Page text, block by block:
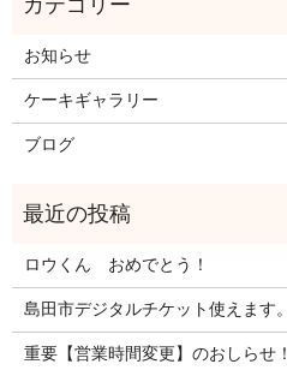
お知らせ
ケーキギャラリー
ブログ
ロウくん おめでとう！
島田市デジタルチケット使えます。
重要【営業時間変更】のおしらせ！